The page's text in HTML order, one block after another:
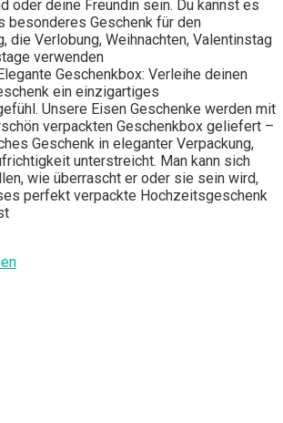
oder deine Freundin sein. Du kannst es
besonderes Geschenk für den
die Verlobung, Weihnachten, Valentinstag
verwenden
Geschenkbox: Verleihe deinen
ein einzigartiges
Unsere Eisen Geschenke werden mit
verpackten Geschenkbox geliefert –
Geschenk in eleganter Verpackung,
unterstreicht. Man kann sich
wie überrascht er oder sie sein wird,
perfekt verpackte Hochzeitsgeschenk